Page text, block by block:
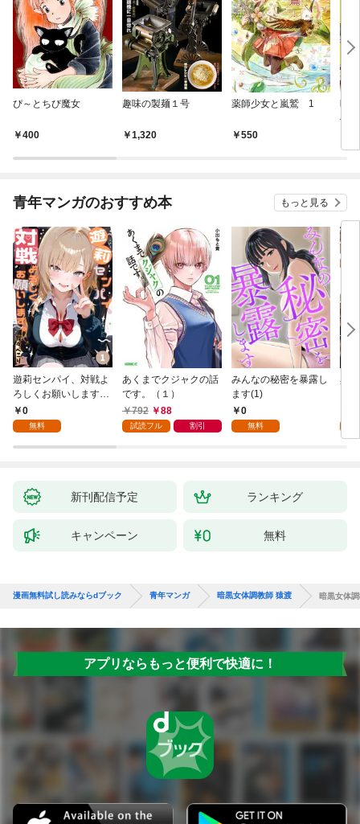
ぴ～とちび魔女
400
趣味の製麺１号
1,320
薬師少女と嵐鷲 1
550
映
べる
青年マンガのおすすめ本 もっと見る
遊莉センパイ、対戦よ
ろしくお願いします。
1 0
無料
あくまでクジャクの話
です。（１）
792
88
試読フル 割引
みんなの秘密を暴露し
ます(1)
0
無料
異
新刊配信予定 ランキング
キャンペーン 無料
漫画無料試し読みならdブック 青年マンガ 暗黒女体調教師 猿渡 暗黒女体
アプリならもっと便利で快適に！